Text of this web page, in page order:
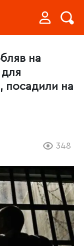
на
посадили на
348